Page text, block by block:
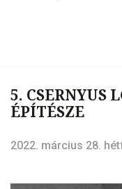
5. CSERNYUS
ÉPÍTÉSZE
2022. március 28.